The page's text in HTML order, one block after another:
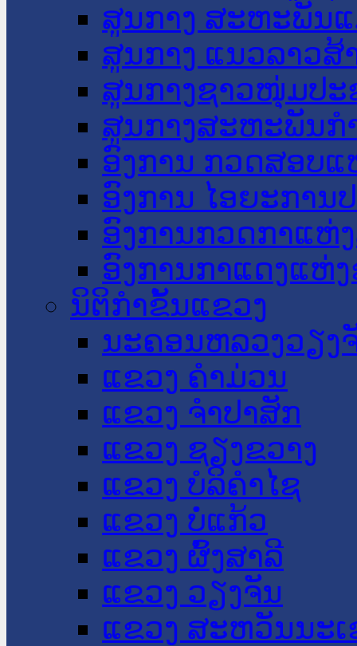
ສູນກາງ ສະຫະພັນ
ສູນກາງ ແນວລາວສ້
ສູນກາງຊາວໜຸ່ມປະ
ສູນກາງສະຫະພັນກ
ອົງການ ກວດສອບແ
ອົງການ ໄອຍະການ
ອົງການກວດກາແຫ່
ອົງການກາແດງແຫ່
ນິຕິກໍາຂັ້ນແຂວງ
ນະ​ຄອນ​ຫລວງວຽງ
ແຂວງ ຄໍາມ່ວນ
ແຂວງ ຈໍາປາສັກ
ແຂວງ ຊຽງຂວາງ
ແຂວງ ບໍລິຄໍາໄຊ
ແຂວງ ບໍ່ແກ້ວ
ແຂວງ ຜົ້ງສາລີ
ແຂວງ ວຽງຈັນ
ແຂວງ ສະຫວັນນະ